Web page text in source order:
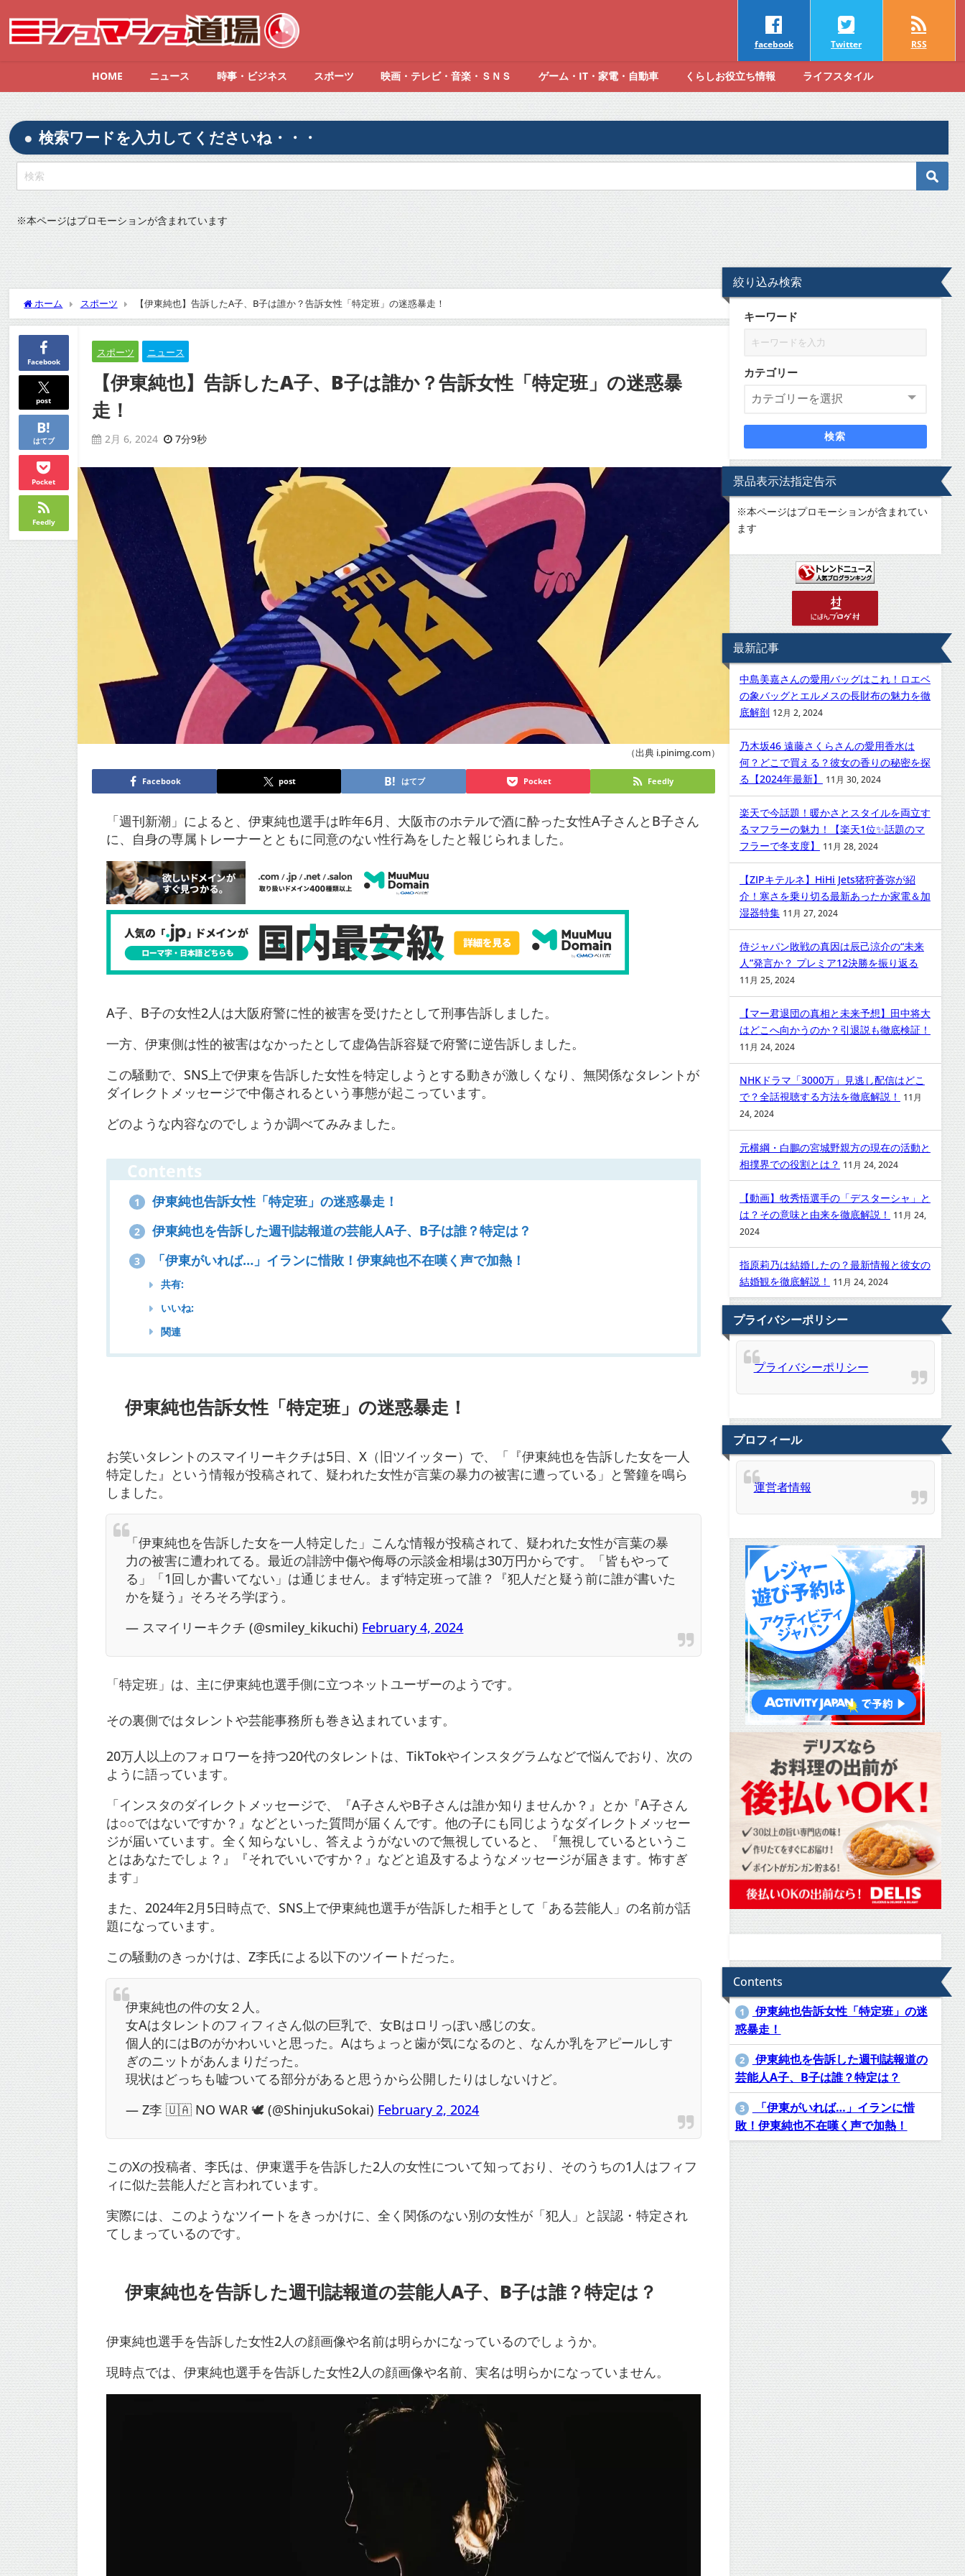
facebook Twitter RSS
HOME ニュース 時事・ビジネス スポーツ 映画・テレビ・音楽・ＳＮＳ ゲーム・IT・家電・自動車 くらしお役立ち情報 ライフスタイル
検索ワードを入力してくださいね・・・
※本ページはプロモーションが含まれています
ホーム スポーツ 【伊東純也】告訴したA子、B子は誰か？告訴女性「特定班」の迷惑暴走！
Facebook
post
はてブ
Pocket
Feedly
スポーツ ニュース
【伊東純也】告訴したA子、B子は誰か？告訴女性「特定班」の迷惑暴
走！
2月 6, 2024 7分9秒
（出典 i.pinimg.com）
Facebook post はてブ Pocket Feedly
「週刊新潮」によると、伊東純也選手は昨年6月、大阪市のホテルで酒に酔った女性A子さんとB子さん
に、自身の専属トレーナーとともに同意のない性行為をしたと報じられました。
A子、B子の女性2人は大阪府警に性的被害を受けたとして刑事告訴しました。
一方、伊東側は性的被害はなかったとして虚偽告訴容疑で府警に逆告訴しました。
この騒動で、SNS上で伊東を告訴した女性を特定しようとする動きが激しくなり、無関係なタレントが
ダイレクトメッセージで中傷されるという事態が起こっています。
どのような内容なのでしょうか調べてみみました。
Contents
1 伊東純也告訴女性「特定班」の迷惑暴走！
2 伊東純也を告訴した週刊誌報道の芸能人A子、B子は誰？特定は？
3 「伊東がいれば…」イランに惜敗！伊東純也不在嘆く声で加熱！
共有:
いいね:
関連
伊東純也告訴女性「特定班」の迷惑暴走！
お笑いタレントのスマイリーキクチは5日、X（旧ツイッター）で、「『伊東純也を告訴した女を一人
特定した』という情報が投稿されて、疑われた女性が言葉の暴力の被害に遭っている」と警鐘を鳴ら
しました。
「伊東純也を告訴した女を一人特定した」こんな情報が投稿されて、疑われた女性が言葉の暴
力の被害に遭われてる。最近の誹謗中傷や侮辱の示談金相場は30万円からです。「皆もやって
る」「1回しか書いてない」は通じません。まず特定班って誰？『犯人だと疑う前に誰が書いた
かを疑う』そろそろ学ぼう。
— スマイリーキクチ (@smiley_kikuchi) February 4, 2024
「特定班」は、主に伊東純也選手側に立つネットユーザーのようです。
その裏側ではタレントや芸能事務所も巻き込まれています。
20万人以上のフォロワーを持つ20代のタレントは、TikTokやインスタグラムなどで悩んでおり、次の
ように語っています。
「インスタのダイレクトメッセージで、『A子さんやB子さんは誰か知りませんか？』とか『A子さん
は○○ではないですか？』などといった質問が届くんです。他の子にも同じようなダイレクトメッセー
ジが届いています。全く知らないし、答えようがないので無視していると、『無視しているというこ
とはあなたでしょ？』『それでいいですか？』などと追及するようなメッセージが届きます。怖すぎ
ます」
また、2024年2月5日時点で、SNS上で伊東純也選手が告訴した相手として「ある芸能人」の名前が話
題になっています。
この騒動のきっかけは、Z李氏による以下のツイートだった。
伊東純也の件の女２人。
女Aはタレントのフィフィさん似の巨乳で、女Bはロリっぽい感じの女。
個人的にはBのがかわいいと思った。Aはちょっと歯が気になるのと、なんか乳をアピールしす
ぎのニットがあんまりだった。
現状はどっちも嘘ついてる部分があると思うから公開したりはしないけど。
— Z李 🇺🇦 NO WAR 🕊 (@ShinjukuSokai) February 2, 2024
このXの投稿者、李氏は、伊東選手を告訴した2人の女性について知っており、そのうちの1人はフィフ
ィに似た芸能人だと言われています。
実際には、このようなツイートをきっかけに、全く関係のない別の女性が「犯人」と誤認・特定され
てしまっているのです。
伊東純也を告訴した週刊誌報道の芸能人A子、B子は誰？特定は？
伊東純也選手を告訴した女性2人の顔画像や名前は明らかになっているのでしょうか。
現時点では、伊東純也選手を告訴した女性2人の顔画像や名前、実名は明らかになっていません。
絞り込み検索
キーワード
カテゴリー
検索
景品表示法指定告示
※本ページはプロモーションが含まれてい
ます
最新記事
中島美嘉さんの愛用バッグはこれ！ロエベ
の象バッグとエルメスの長財布の魅力を徹
底解剖 12月 2, 2024
乃木坂46 遠藤さくらさんの愛用香水は
何？どこで買える？彼女の香りの秘密を探
る【2024年最新】
11月 30, 2024
楽天で今話題！暖かさとスタイルを両立す
るマフラーの魅力！【楽天1位✨話題のマ
フラーで冬支度】
11月 28, 2024
【ZIPキテルネ】HiHi Jets猪狩蒼弥が紹
介！寒さを乗り切る最新あったか家電＆加
湿器特集 11月 27, 2024
侍ジャパン敗戦の真因は辰己涼介の“未来
人”発言か？ プレミア12決勝を振り返る
11月 25, 2024
【マー君退団の真相と未来予想】田中将大
はどこへ向かうのか？引退説も徹底検証！
11月 24, 2024
NHKドラマ「3000万」見逃し配信はどこ
で？全話視聴する方法を徹底解説！
11月
24, 2024
元横綱・白鵬の宮城野親方の現在の活動と
相撲界での役割とは？ 11月 24, 2024
【動画】牧秀悟選手の「デスターシャ」と
は？その意味と由来を徹底解説！
11月 24,
2024
指原莉乃は結婚したの？最新情報と彼女の
結婚観を徹底解説！
11月 24, 2024
プライバシーポリシー
プライバシーポリシー
プロフィール
運営者情報
Contents
1
伊東純也告訴女性「特定班」の迷
惑暴走！
2
伊東純也を告訴した週刊誌報道の
芸能人A子、B子は誰？特定は？
3
「伊東がいれば…」イランに惜
敗！伊東純也不在嘆く声で加熱！